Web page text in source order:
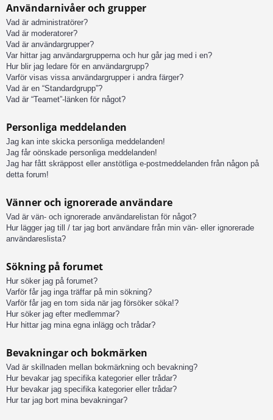
Användarnivåer och grupper
Vad är administratörer?
Vad är moderatorer?
Vad är användargrupper?
Var hittar jag användargrupperna och hur går jag med i en?
Hur blir jag ledare för en användargrupp?
Varför visas vissa användargrupper i andra färger?
Vad är en “Standardgrupp”?
Vad är “Teamet”-länken för något?
Personliga meddelanden
Jag kan inte skicka personliga meddelanden!
Jag får oönskade personliga meddelanden!
Jag har fått skräppost eller anstötliga e-postmeddelanden från någon på
detta forum!
Vänner och ignorerade användare
Vad är vän- och ignorerade användarelistan för något?
Hur lägger jag till / tar jag bort användare från min vän- eller ignorerade
användareslista?
Sökning på forumet
Hur söker jag på forumet?
Varför får jag inga träffar på min sökning?
Varför får jag en tom sida när jag försöker söka!?
Hur söker jag efter medlemmar?
Hur hittar jag mina egna inlägg och trådar?
Bevakningar och bokmärken
Vad är skillnaden mellan bokmärkning och bevakning?
Hur bevakar jag specifika kategorier eller trådar?
Hur bevakar jag specifika kategorier eller trådar?
Hur tar jag bort mina bevakningar?